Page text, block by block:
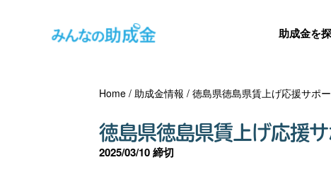
助成金を
Home /助成金情報 /徳島県徳島県賃上げ応援サポ
徳島県徳島県賃上げ応援
2025/03/10 締切